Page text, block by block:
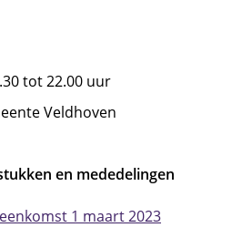
tot 22.00 uur
Veldhoven
en mededelingen
1 maart 2023